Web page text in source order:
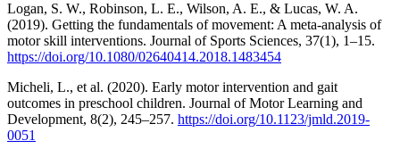
Logan, S. W., Robinson, L. E., Wilson, A. E., & Lucas, W. A.
(2019). Getting the fundamentals of movement: A meta-analysis of
motor skill interventions. Journal of Sports Sciences, 37(1), 1–15.
https://doi.org/10.1080/02640414.2018.1483454
Micheli, L., et al. (2020). Early motor intervention and gait
outcomes in preschool children. Journal of Motor Learning and
Development, 8(2), 245–257. https://doi.org/10.1123/jmld.2019-
0051